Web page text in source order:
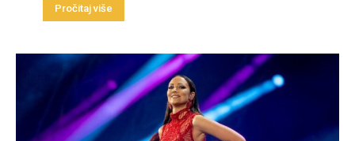
Pročitaj više